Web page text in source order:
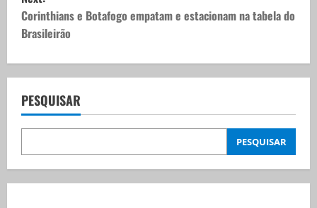
t
n
a
v
i
g
Corinthians e Botafogo empatam e estacionam na tabela do
Brasileirão
PESQUISAR
PESQUISAR